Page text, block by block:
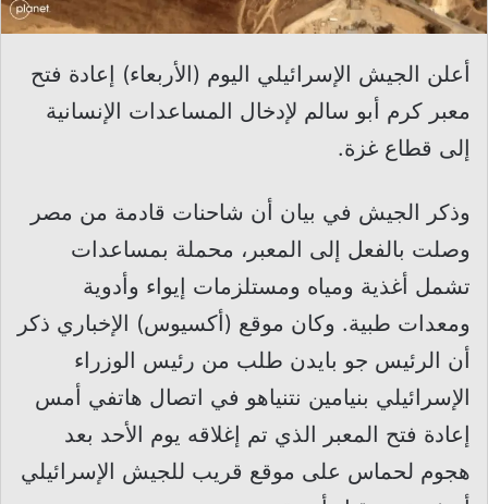
أعلن الجيش الإسرائيلي اليوم (الأربعاء) إعادة فتح
معبر كرم أبو سالم لإدخال المساعدات الإنسانية
إلى قطاع غزة.
وذكر الجيش في بيان أن شاحنات قادمة من مصر
وصلت بالفعل إلى المعبر، محملة بمساعدات
تشمل أغذية ومياه ومستلزمات إيواء وأدوية
ومعدات طبية. وكان موقع (أكسيوس) الإخباري ذكر
أن الرئيس جو بايدن طلب من رئيس الوزراء
الإسرائيلي بنيامين نتنياهو في اتصال هاتفي أمس
إعادة فتح المعبر الذي تم إغلاقه يوم الأحد بعد
هجوم لحماس على موقع قريب للجيش الإسرائيلي